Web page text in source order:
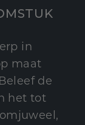
in
maat
de
het tot